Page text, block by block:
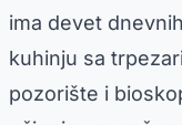
ima devet
kuhinju sa
pozorište i